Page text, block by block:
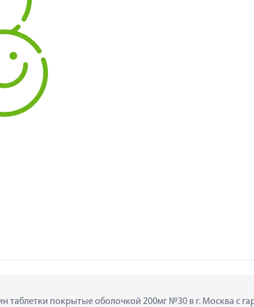
таблетки покрытые оболочкой 200мг №30 в г. Москва с